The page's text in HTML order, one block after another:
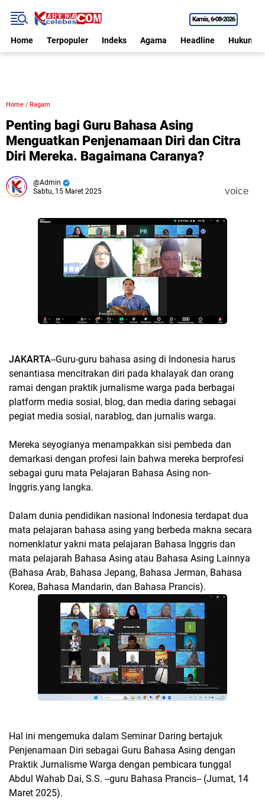
Kamis 6•08•2026
Home Terpopuler Indeks Agama Headline Hukum
Home / Ragam
Penting bagi Guru Bahasa Asing
Menguatkan Penjenamaan Diri dan Citra
Diri Mereka. Bagaimana Caranya?
Admin
Sabtu, 15 Maret 2025
voice
JAKARTA--Guru-guru bahasa asing di Indonesia harus
senantiasa mencitrakan diri pada khalayak dan orang
ramai dengan praktik jurnalisme warga pada berbagai
platform media sosial, blog, dan media daring sebagai
pegiat media sosial, narablog, dan jurnalis warga.
Mereka seyogianya menampakkan sisi pembeda dan
demarkasi dengan profesi lain bahwa mereka berprofesi
sebagai guru mata Pelajaran Bahasa Asing non-
Inggris.yang langka.
Dalam dunia pendidikan nasional Indonesia terdapat dua
mata pelajaran bahasa asing yang berbeda makna secara
nomenklatur yakni mata pelajaran Bahasa Inggris dan
mata pelajarah Bahasa Asing atau Bahasa Asing Lainnya
(Bahasa Arab, Bahasa Jepang, Bahasa Jerman, Bahasa
Korea, Bahasa Mandarin, dan Bahasa Prancis).
Hal ini mengemuka dalam Seminar Daring bertajuk
Penjenamaan Diri sebagai Guru Bahasa Asing dengan
Praktik Jurnalisme Warga dengan pembicara tunggal
Abdul Wahab Dai, S.S. --guru Bahasa Prancis-- (Jumat, 14
Maret 2025).